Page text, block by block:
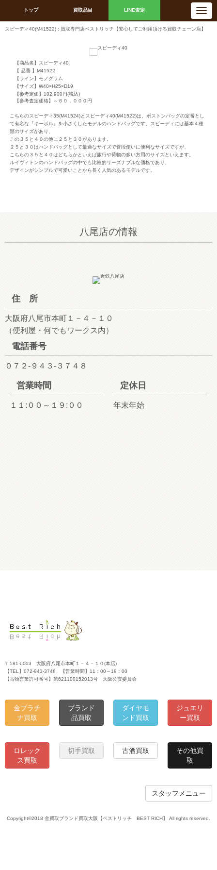
トップ 買取品目 LINE査定
N
a
v
i
g
スピーディ40(M41522) : 買取専門店ベストリッチ【安心してご利用頂ける買取チェーン店】
【商品名】スピーディ40
【 品番 】M41522
【ライン】モノグラム
【サイズ】W40×H25×D19
【参考定価】102.900円(税込)
【参考査定価格】～６０，０００円
こちらのスピーディ35(M41524)とスピーディ40(M41522)は、ボストンバッグの定番とし
て有名な『キーポル』を小さくしたモデルのハンドバッグです。スピーディには基本４種
類のサイズがあり、
この３５と４０の他に２５と３０があります。
２５と３０はハンドバッグとして最適なサイズで普段使いに便利なサイズですが、
こちらの３５と４０はどちらかといえば旅行や荷物の多い方用のサイズといえます。
ルイヴィトンのハンドバッグの中でも比較的リーズナブルな価格であり、
デザインがシンプルで可愛いことから長く人気のあるモデルです。
八尾店の情報
住 所
大阪府八尾市本町１－４－１０
（便利屋・何でもワークス内）
電話番号
０７２-９４３-３７４８
営業時間
１１:００～１９:００
定休日
年末年始
〒581-0003 大阪府八尾市本町１－４－１０(本店)
【TEL】072-943-3748 【営業時間】11：00～19：00
【古物営業許可番号】第621100152013号 大阪公安委員会
金プラチ
ナ買取
ブランド
品買取
ダイヤモ
ンド買取
ジュエリ
ー買取
ロレック
ス買取
切手買取 古酒買取
その他買
取
スタッフメニュー
Copyright©2018 金買取ブランド買取大阪【ベストリッチ BEST RICH】 All rights reserved.